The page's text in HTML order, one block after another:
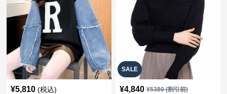
¥5,810 (税込)
SALE
¥4,840 ¥5380(割引前)